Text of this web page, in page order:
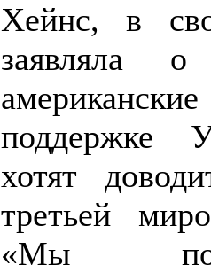
Хейнс, в
заявляла
поддержке
хотят
третьей
«Мы